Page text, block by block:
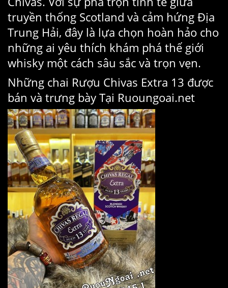
truyền thống Scotland và cảm hứng Địa
Trung Hải, đây là lựa chọn hoàn hảo cho
những ai yêu thích khám phá thế giới
whisky một cách sâu sắc và trọn vẹn.
Những chai Rượu Chivas Extra 13 được
bán và trưng bày Tại Ruoungoai.net